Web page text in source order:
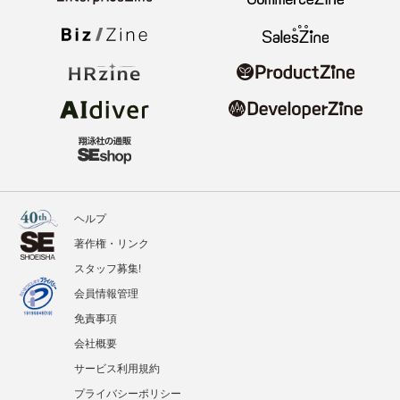
ヘルプ
著作権・リンク
スタッフ募集!
会員情報管理
免責事項
会社概要
サービス利用規約
プライバシーポリシー